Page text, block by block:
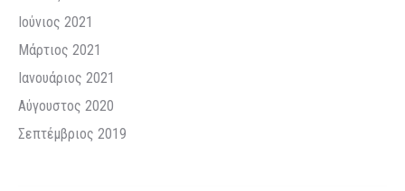
Ιούνιος 2021
Μάρτιος 2021
Ιανουάριος 2021
Αύγουστος 2020
Σεπτέμβριος 2019